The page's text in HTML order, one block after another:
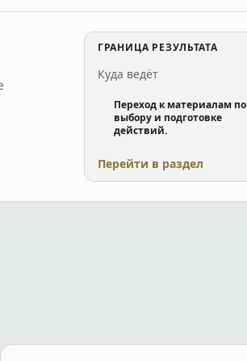
ГРАНИЦА РЕЗУЛЬТАТА
Куда ведёт
Переход к материалам по
выбору и подготовке
действий.
Перейти в раздел